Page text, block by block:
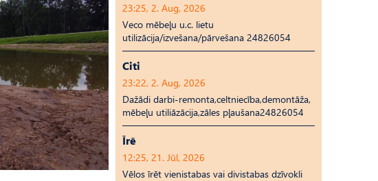
23:25, 2. Aug, 2026
Veco mēbeļu u.c. lietu
utilizācija/izvešana/pārvešana 24826054
Citi
23:22, 2. Aug, 2026
Dažādi darbi-remonta,celtniecība,demontāža,
mēbeļu utiliāzācija,zāles pļaušana24826054
Īrē
12:25, 21. Jūl, 2026
Vēlos īrēt vienistabas vai divistabas dzīvokli